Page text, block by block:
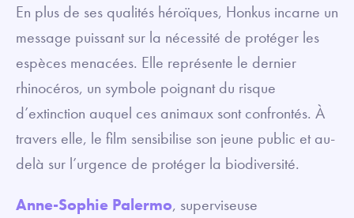
En plus de ses qualités héroïques, Honkus incarne un
message puissant sur la nécessité de protéger les
espèces menacées. Elle représente le dernier
rhinocéros, un symbole poignant du risque
d’extinction auquel ces animaux sont confrontés. À
travers elle, le film sensibilise son jeune public et au-
delà sur l’urgence de protéger la biodiversité.
Anne-Sophie Palermo, superviseuse